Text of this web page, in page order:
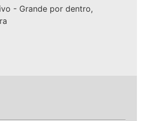
- Grande por dentro,